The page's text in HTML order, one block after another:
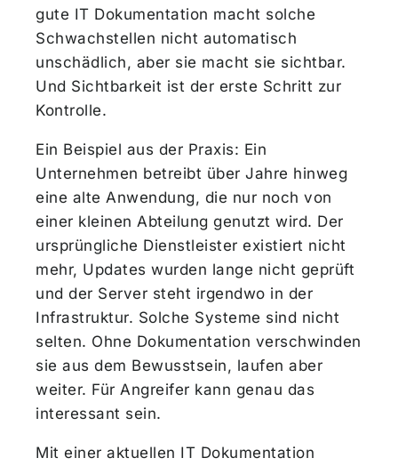
gute IT Dokumentation macht solche
Schwachstellen nicht automatisch
unschädlich, aber sie macht sie sichtbar.
Und Sichtbarkeit ist der erste Schritt zur
Kontrolle.
Ein Beispiel aus der Praxis: Ein
Unternehmen betreibt über Jahre hinweg
eine alte Anwendung, die nur noch von
einer kleinen Abteilung genutzt wird. Der
ursprüngliche Dienstleister existiert nicht
mehr, Updates wurden lange nicht geprüft
und der Server steht irgendwo in der
Infrastruktur. Solche Systeme sind nicht
selten. Ohne Dokumentation verschwinden
sie aus dem Bewusstsein, laufen aber
weiter. Für Angreifer kann genau das
interessant sein.
Mit einer aktuellen IT Dokumentation